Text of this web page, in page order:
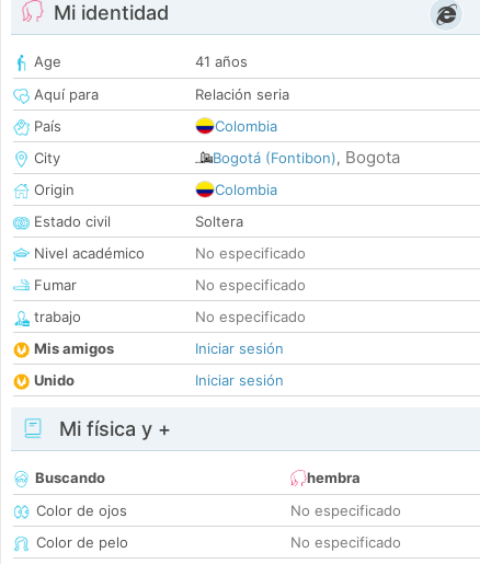
Mi identidad
Age
41 años
Aquí para
Relación seria
País
Colombia
City
Bogotá (Fontibon), Bogota
Origin
Colombia
Estado civil
Soltera
Nivel académico
No especificado
Fumar
No especificado
trabajo
No especificado
Mis amigos
Iniciar sesión
Unido
Iniciar sesión
Mi física y +
Buscando
hembra
Color de ojos
No especificado
Color de pelo
No especificado